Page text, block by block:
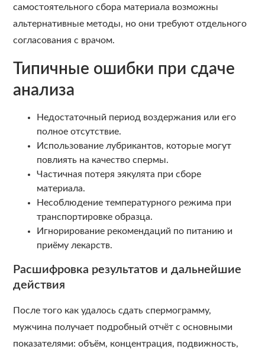
самостоятельного сбора материала возможны
альтернативные методы, но они требуют отдельного
согласования с врачом.
Типичные ошибки при сдаче
анализа
Недостаточный период воздержания или его
полное отсутствие.
Использование лубрикантов, которые могут
повлиять на качество спермы.
Частичная потеря эякулята при сборе
материала.
Несоблюдение температурного режима при
транспортировке образца.
Игнорирование рекомендаций по питанию и
приёму лекарств.
Расшифровка результатов и дальнейшие
действия
После того как удалось сдать спермограмму,
мужчина получает подробный отчёт с основными
показателями: объём, концентрация, подвижность,